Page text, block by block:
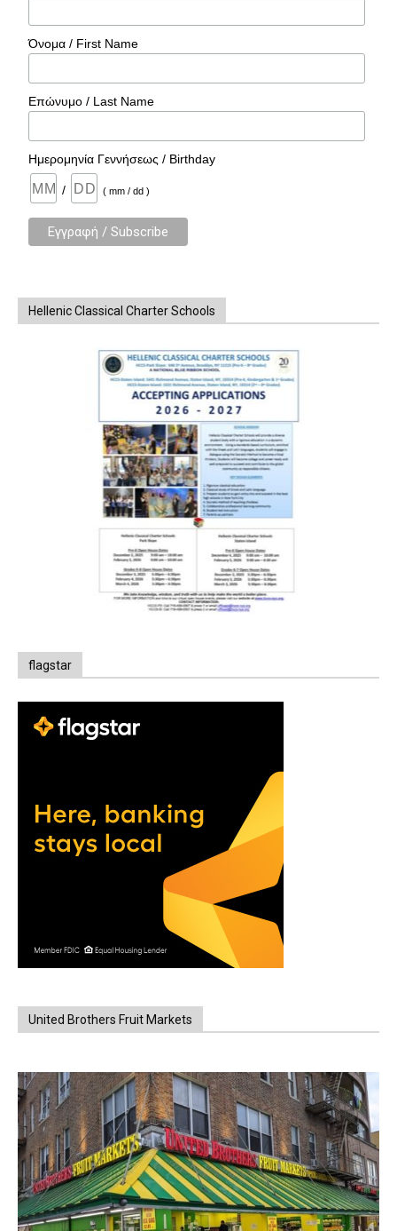
Όνομα / First Name
Επώνυμο / Last Name
Ημερομηνία Γεννήσεως / Birthday
/ ( mm / dd )
Hellenic Classical Charter Schools
flagstar
United Brothers Fruit Markets